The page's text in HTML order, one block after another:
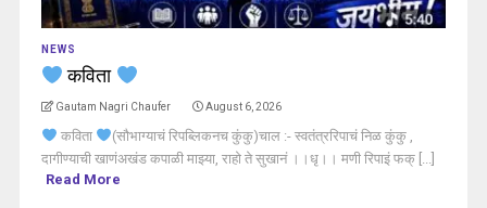
NEWS
कविता
Gautam Nagri Chaufer August 6, 2026
कविता
(सौभाग्याचं रिपब्लिकनच कुंकु)चाल :- स्वतंत्ररिपाचं निळ कुंकु ,
दागीण्याची खाणंअखंड कपाळी माझ्या, राहो ते सुखानं ।।धृ।। मणी रिपाइं फक् [...]
Read More